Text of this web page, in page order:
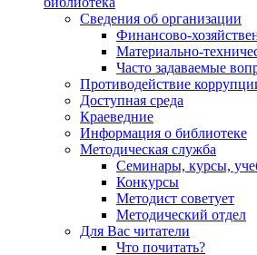
Сведения об организации
Финансово-
Материально-
Часто задаваемые
Противодействие
Доступная среда
Краеведние
Информация о библиотеке
Методическая служба
Семинары, курсы,
Конкурсы
Методист советует
Методический отдел
Для Вас читатели
Что почитать?